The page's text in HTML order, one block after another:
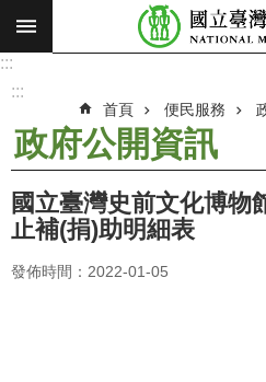
跳到主要內容區塊
搜
願
使
命
最
:::
:::
首頁 便民服務
政府公開資訊
國立臺灣史前文化博物
止補(捐)助明細表
發佈時間：2022-01-05